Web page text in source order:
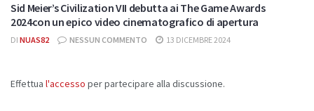
Sid Meier’s Civilization VII debutta ai The Game Awards
2024con un epico video cinematografico di apertura
DI NUAS82 NESSUN COMMENTO 13 DICEMBRE 2024
Effettua l'accesso per partecipare alla discussione.